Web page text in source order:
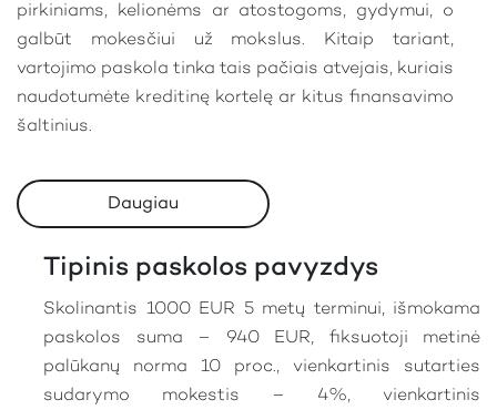
pirkiniams, kelionėms ar atostogoms, gydymui, o
galbūt mokesčiui už mokslus. Kitaip tariant,
vartojimo paskola tinka tais pačiais atvejais, kuriais
naudotumėte kreditinę kortelę ar kitus finansavimo
šaltinius.
Daugiau
Tipinis paskolos pavyzdys
Skolinantis 1000 EUR 5 metų terminui, išmokama
paskolos suma – 940 EUR, fiksuotoji metinė
palūkanų norma 10 proc., vienkartinis sutarties
sudarymo mokestis – 4%, vienkartinis